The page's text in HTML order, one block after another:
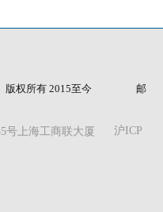
版权所有 2015至今
邮
号上海工商联大厦
沪ICP